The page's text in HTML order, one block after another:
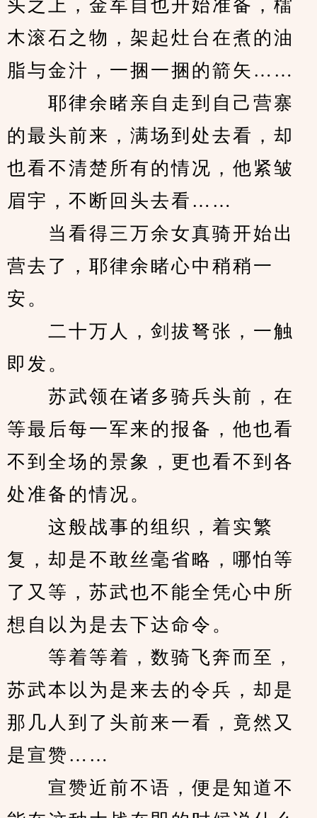
头之上，金军自也开始准备，檑
木滚石之物，架起灶台在煮的油
脂与金汁，一捆一捆的箭矢……
耶律余睹亲自走到自己营寨
的最头前来，满场到处去看，却
也看不清楚所有的情况，他紧皱
眉宇，不断回头去看……
当看得三万余女真骑开始出
营去了，耶律余睹心中稍稍一
安。
二十万人，剑拔弩张，一触
即发。
苏武领在诸多骑兵头前，在
等最后每一军来的报备，他也看
不到全场的景象，更也看不到各
处准备的情况。
这般战事的组织，着实繁
复，却是不敢丝毫省略，哪怕等
了又等，苏武也不能全凭心中所
想自以为是去下达命令。
等着等着，数骑飞奔而至，
苏武本以为是来去的令兵，却是
那几人到了头前来一看，竟然又
是宣赞……
宣赞近前不语，便是知道不